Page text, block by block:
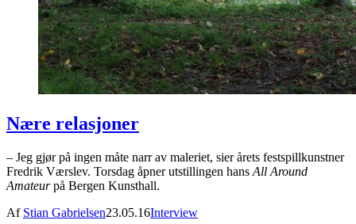
Nære relasjoner
– Jeg gjør på ingen måte narr av maleriet, sier årets festspillkunstner
Fredrik Værslev. Torsdag åpner utstillingen hans All Around
Amateurpå Bergen Kunsthall.
Af Stian Gabrielsen23.05.16Interview